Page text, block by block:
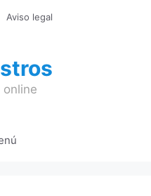
Aviso legal
online